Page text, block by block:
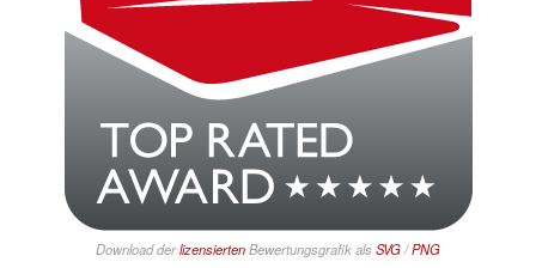
Download derlizensiertenBewertungsgrafik als SVG/PNG